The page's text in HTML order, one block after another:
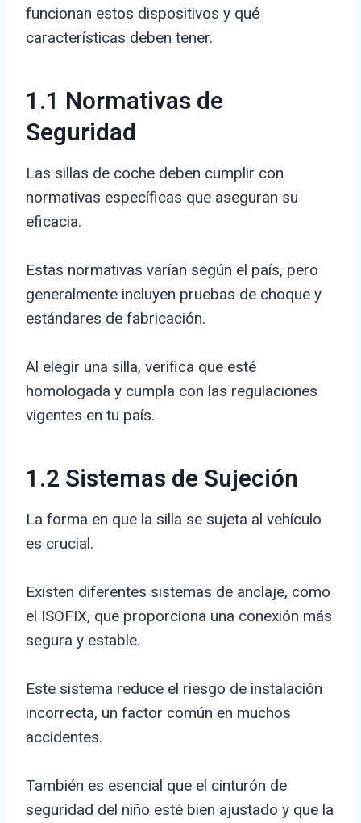
funcionan estos dispositivos y qué
características deben tener.
1.1 Normativas de
Seguridad
Las sillas de coche deben cumplir con
normativas específicas que aseguran su
eficacia.
Estas normativas varían según el país, pero
generalmente incluyen pruebas de choque y
estándares de fabricación.
Al elegir una silla, verifica que esté
homologada y cumpla con las regulaciones
vigentes en tu país.
1.2 Sistemas de Sujeción
La forma en que la silla se sujeta al vehículo
es crucial.
Existen diferentes sistemas de anclaje, como
el ISOFIX, que proporciona una conexión más
segura y estable.
Este sistema reduce el riesgo de instalación
incorrecta, un factor común en muchos
accidentes.
También es esencial que el cinturón de
seguridad del niño esté bien ajustado y que la